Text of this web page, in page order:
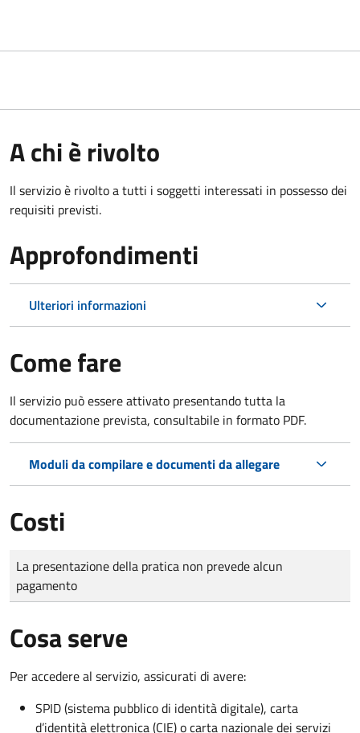
A chi è rivolto
Il servizio è rivolto a tutti i soggetti interessati in possesso dei
requisiti previsti.
Approfondimenti
Ulteriori informazioni
Come fare
Il servizio può essere attivato presentando tutta la
documentazione prevista, consultabile in formato PDF.
Moduli da compilare e documenti da allegare
Costi
Tipo di pagamento
Importo
La presentazione della pratica non prevede alcun
pagamento
Cosa serve
Per accedere al servizio, assicurati di avere:
SPID (sistema pubblico di identità digitale), carta
d’identità elettronica (CIE) o carta nazionale dei servizi